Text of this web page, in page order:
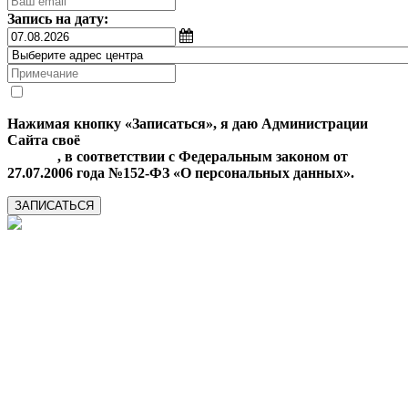
Запись на дату:
Нажимая кнопку «Записаться», я даю Администрации
Сайта своё
, в соответствии с Федеральным законом от
27.07.2006 года №152-ФЗ «О персональных данных».
ЗАПИСАТЬСЯ